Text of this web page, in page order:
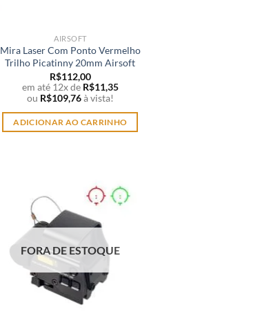
AIRSOFT
Mira Laser Com Ponto Vermelho
Trilho Picatinny 20mm Airsoft
R$112,00
em até 12x de R$11,35
ou R$109,76à vista!
ADICIONAR AO CARRINHO
FORA DE ESTOQUE